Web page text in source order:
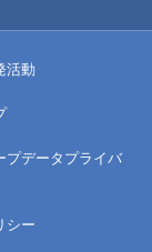
活動
プデータプライバ
シー